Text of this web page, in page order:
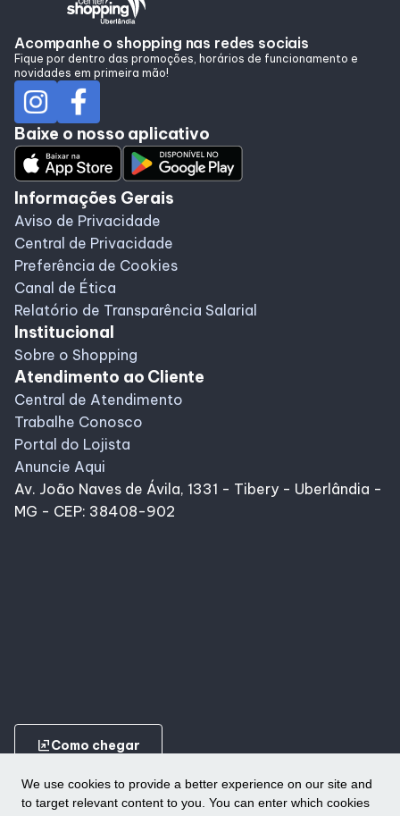
We use cookies to provide a better experience on our site and
to target relevant content to you. You can enter which cookies
Acompanhe o shopping nas redes sociais
Fique por dentro das promoções, horários de funcionamento e
novidades em primeira mão!
Baixe o nosso aplicativo
Informações Gerais
Aviso de Privacidade
Central de Privacidade
Preferência de Cookies
Canal de Ética
Relatório de Transparência Salarial
Institucional
Sobre o Shopping
Atendimento ao Cliente
Central de Atendimento
Trabalhe Conosco
Portal do Lojista
Anuncie Aqui
Av. João Naves de Ávila, 1331 - Tibery - Uberlândia -
MG - CEP: 38408-902
ungroupComo chegar